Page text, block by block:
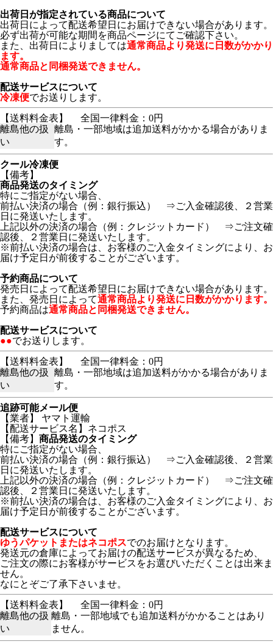
出荷日が指定されている商品について
出荷日によって配送希望日にお届けできない場合があります。
必ず出荷が可能な期間を商品ページにてご確認下さい。
また、出荷日によりましては通常商品より発送に日数がかかり
ます。
通常商品と同梱発送できません。
配送サービスについて
冷凍便でお送りします。
【送料料金表】
全国一律料金：0円
離島他の扱
い
離島・一部地域は追加送料がかかる場合がありま
す。
クール冷凍便
【備考】
商品発送のタイミング
特にご指定がない場合、
前払い決済の場合（例：銀行振込） ⇒ご入金確認後、２営業
日に発送いたします。
上記以外の決済の場合（例：クレジットカード） ⇒ご注文確
認後、２営業日に発送いたします。
※前払い決済の場合は、お客様のご入金タイミングにより、お
届け予定日が前後することがございます。
予約商品について
発売日によって配送希望日にお届けできない場合があります。
また、発売日によって通常商品より発送に日数がかかります。
予約商品は通常商品と同梱発送できません。
配送サービスについて
●●でお送りします。
【送料料金表】
全国一律料金：0円
離島他の扱
い
離島・一部地域は追加送料がかかる場合がありま
す。
追跡可能メール便
【業者】 ヤマト運輸
【配送サービス名】ネコポス
【備考】 商品発送のタイミング
特にご指定がない場合、
前払い決済の場合（例：銀行振込） ⇒ご入金確認後、２営業
日に発送いたします。
上記以外の決済の場合（例：クレジットカード） ⇒ご注文確
認後、２営業日に発送いたします。
※前払い決済の場合は、お客様のご入金タイミングにより、お
届け予定日が前後することがございます。
配送サービスについて
ゆうパケットまたはネコポスでのお届けとなります。
発送元の倉庫によってお届けの配送サービスが異なるため、
ご注文の際にお客様がサービスをお選びいただくことは出来ま
せん。
なにとぞご了承下さいませ。
【送料料金表】
全国一律料金：0円
離島他の扱
い
離島・一部地域でも追加送料がかかることはあり
ません。